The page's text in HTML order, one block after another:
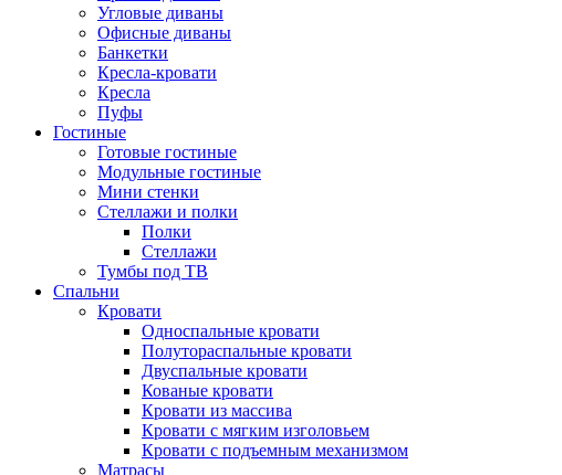
Угловые диваны
Офисные диваны
Банкетки
Кресла-кровати
Кресла
Пуфы
Гостиные
Готовые гостиные
Модульные гостиные
Мини стенки
Стеллажи и полки
Полки
Стеллажи
Тумбы под ТВ
Спальни
Кровати
Односпальные кровати
Полутораспальные кровати
Двуспальные кровати
Кованые кровати
Кровати из массива
Кровати с мягким изголовьем
Кровати с подъемным механизмом
Матрасы